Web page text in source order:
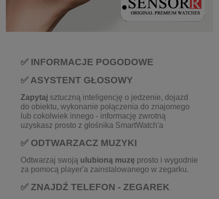
✅ INFORMACJE POGODOWE
✅ ASYSTENT GŁOSOWY
Zapytaj sztuczną inteligencję o jedzenie, dojazd
do obiektu, wykonanie połączenia do znajomego
lub cokolwiek innego - informację zwrotną
uzyskasz prosto z głośnika SmartWatch'a
✅ ODTWARZACZ MUZYKI
Odtwarzaj swoją ulubioną muzę prosto i wygodnie
za pomocą player'a zainstalowanego w zegarku.
✅ ZNAJDŹ TELEFON - ZEGAREK